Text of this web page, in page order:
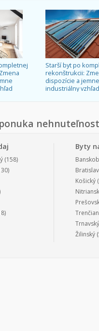
Starší byt po
rekonštrukcii:
dispozície a jemne
industriálny vzhľad
(158)
Byty
Košický
Trnavský
Žilinský